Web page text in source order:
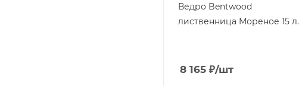
Ведро Bentwood
лиственница Мореное 15 л.
8 165 ₽/шт